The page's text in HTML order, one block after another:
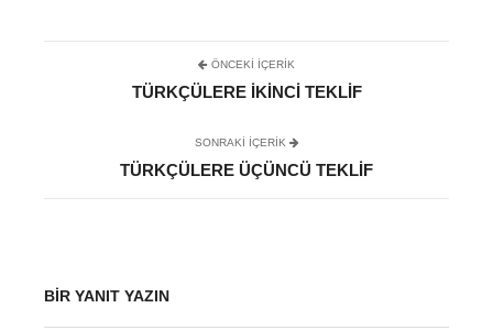
ÖNCEKI İÇERIK
TÜRKÇÜLERE İKINCI TEKLIF
SONRAKI IÇERIK
TÜRKÇÜLERE ÜÇÜNCÜ TEKLIF
BIR YANIT YAZIN